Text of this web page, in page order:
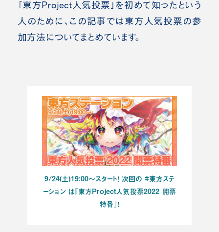
「東方Project人気投票」を初めて知ったという
人のために、この記事では東方人気投票の参
加方法についてまとめています。
9/24(土)19:00～スタート！ 次回の #東方ステ
ーション は『東方Project人気投票2022 開票
特番』！